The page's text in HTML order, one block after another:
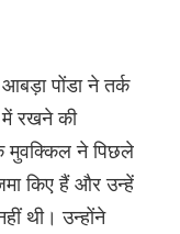
पोंडा ने तर्क
में रखने की
मुवक्किल ने पिछले
किए हैं और उन्हें
थी। उन्होंने